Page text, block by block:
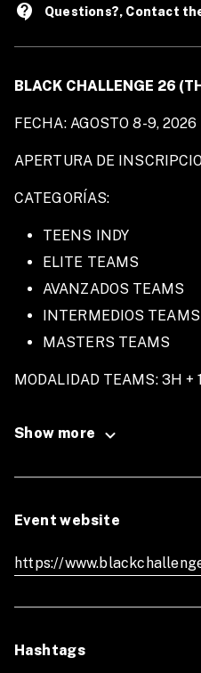
BLACK CHALLENGE 26
FECHA: AGOSTO 8-9, 2026
APERTURA DE
CATEGORÍAS:
TEENS INDY
ELITE TEAMS
AVANZADOS TEAMS
INTERMEDIOS TEAMS
MASTERS TEAMS
MODALIDAD TEAMS: 3H +
Show more
Event website
https://
Hashtags
contact_support Questions?, Contact